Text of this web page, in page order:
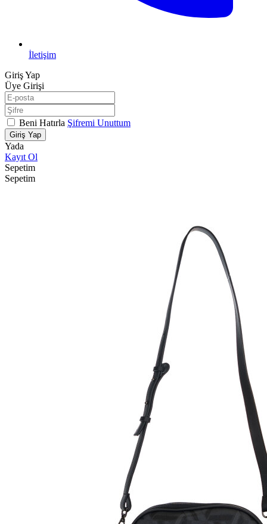
İletişim
Giriş Yap
Üye Girişi
Beni Hatırla Şifremi Unuttum
Giriş Yap
Yada
Kayıt Ol
Sepetim
Sepetim